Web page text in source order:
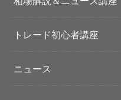
トレード初心者講座
ニュース